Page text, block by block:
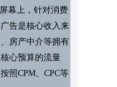
幕上，针对消费
告是核心收入来
房产中介等拥有
心预算的流量
照CPM、CPC等